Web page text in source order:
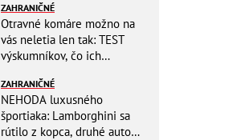
výbuchy
ZAHRANIČNÉ
Otravné komáre možno na
vás neletia len tak: TEST
výskumníkov, čo ich
ZAHRANIČNÉ
NEHODA luxusného
športiaka: Lamborghini sa
rútilo z kopca, druhé auto